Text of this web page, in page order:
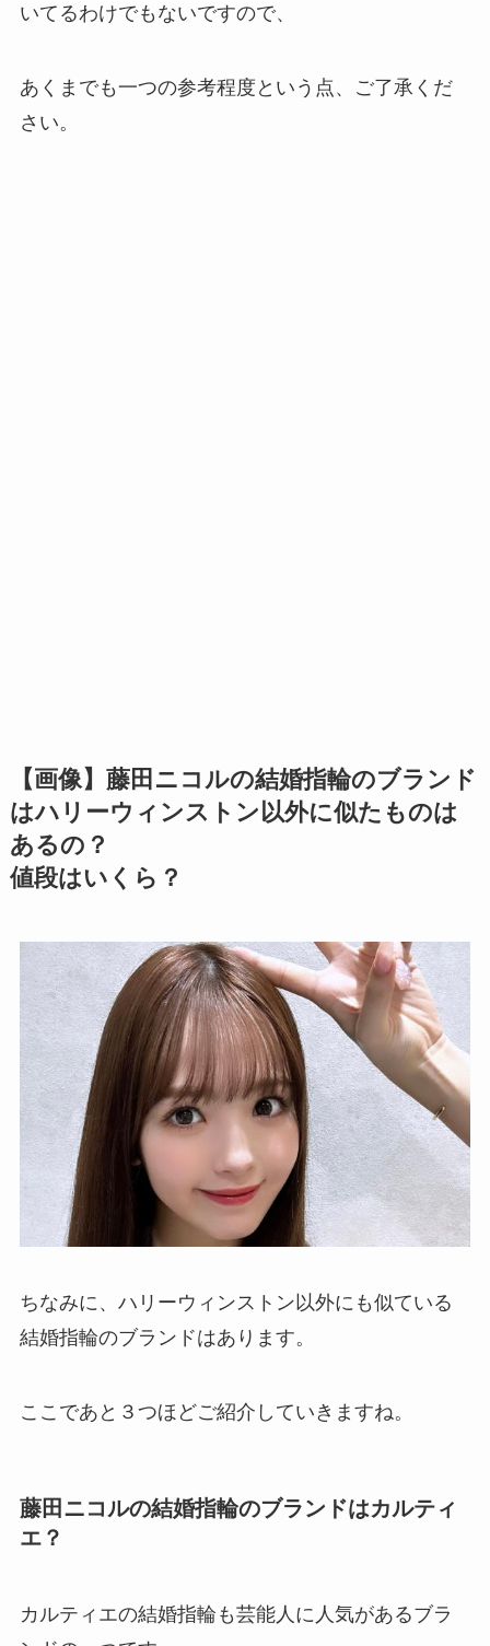
いてるわけでもないですので、
あくまでも一つの参考程度という点、ご了承くだ
さい。
【画像】藤田ニコルの結婚指輪のブランド
はハリーウィンストン以外に似たものは
あるの？
値段はいくら？
ちなみに、ハリーウィンストン以外にも似ている
結婚指輪のブランドはあります。
ここであと３つほどご紹介していきますね。
藤田ニコルの結婚指輪のブランドはカルティ
エ？
カルティエの結婚指輪も芸能人に人気があるブラ